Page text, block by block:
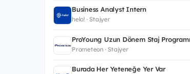
Business Analyst Intern
helo! · Stajyer
ProYoung Uzun Dönem Staj Programı
Prometeon · Stajyer
Burada Her Yeteneğe Yer Var